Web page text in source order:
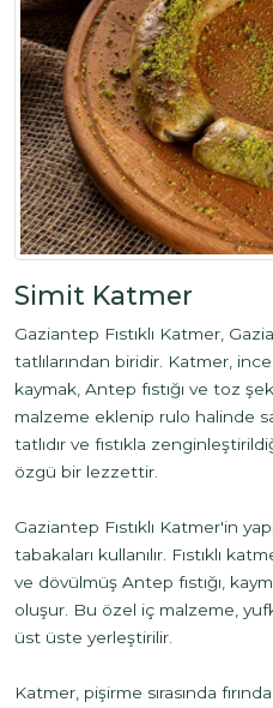
Simit Katmer
Gaziantep Fıstıklı Katmer,
tatlılarından biridir. Katmer, ince
kaymak, Antep fıstığı ve toz
malzeme eklenip rulo halinde
tatlıdır ve fıstıkla
özgü bir lezzettir.
Gaziantep Fıstıklı Katmer'in
tabakaları kullanılır. Fıstıklı
ve dövülmüş Antep fıstığı,
oluşur. Bu özel iç malzeme,
üst üste yerleştirilir.
Katmer, pişirme sırasında